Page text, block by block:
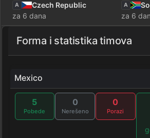
A
Czech Republic
za 6 dana
A
za 6
Forma i statistika timova
Mexico
5
Pobede
0
Nerešeno
0
Porazi